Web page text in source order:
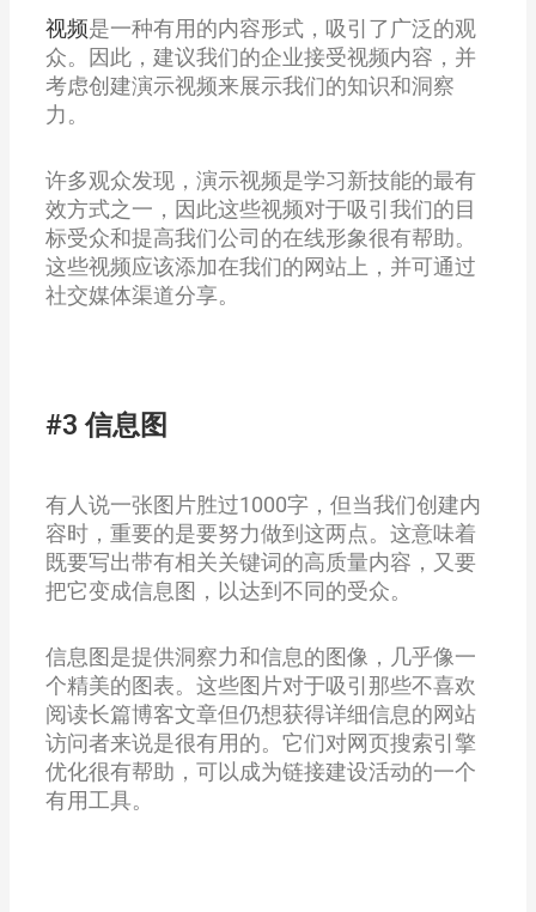
视频是一种有用的内容形式，吸引了广泛的观
众。因此，建议我们的企业接受视频内容，并
考虑创建演示视频来展示我们的知识和洞察
力。
许多观众发现，演示视频是学习新技能的最有
效方式之一，因此这些视频对于吸引我们的目
标受众和提高我们公司的在线形象很有帮助。
这些视频应该添加在我们的网站上，并可通过
社交媒体渠道分享。
#3 信息图
有人说一张图片胜过1000字，但当我们创建内
容时，重要的是要努力做到这两点。这意味着
既要写出带有相关关键词的高质量内容，又要
把它变成信息图，以达到不同的受众。
信息图是提供洞察力和信息的图像，几乎像一
个精美的图表。这些图片对于吸引那些不喜欢
阅读长篇博客文章但仍想获得详细信息的网站
访问者来说是很有用的。它们对网页搜索引擎
优化很有帮助，可以成为链接建设活动的一个
有用工具。